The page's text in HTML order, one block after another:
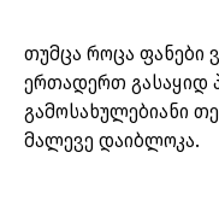
თუმცა როცა ფანები
ერთადერთ გასაყიდ
გამოსახულებიანი
მალევე დაიბლოკა.